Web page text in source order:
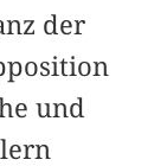
der
und